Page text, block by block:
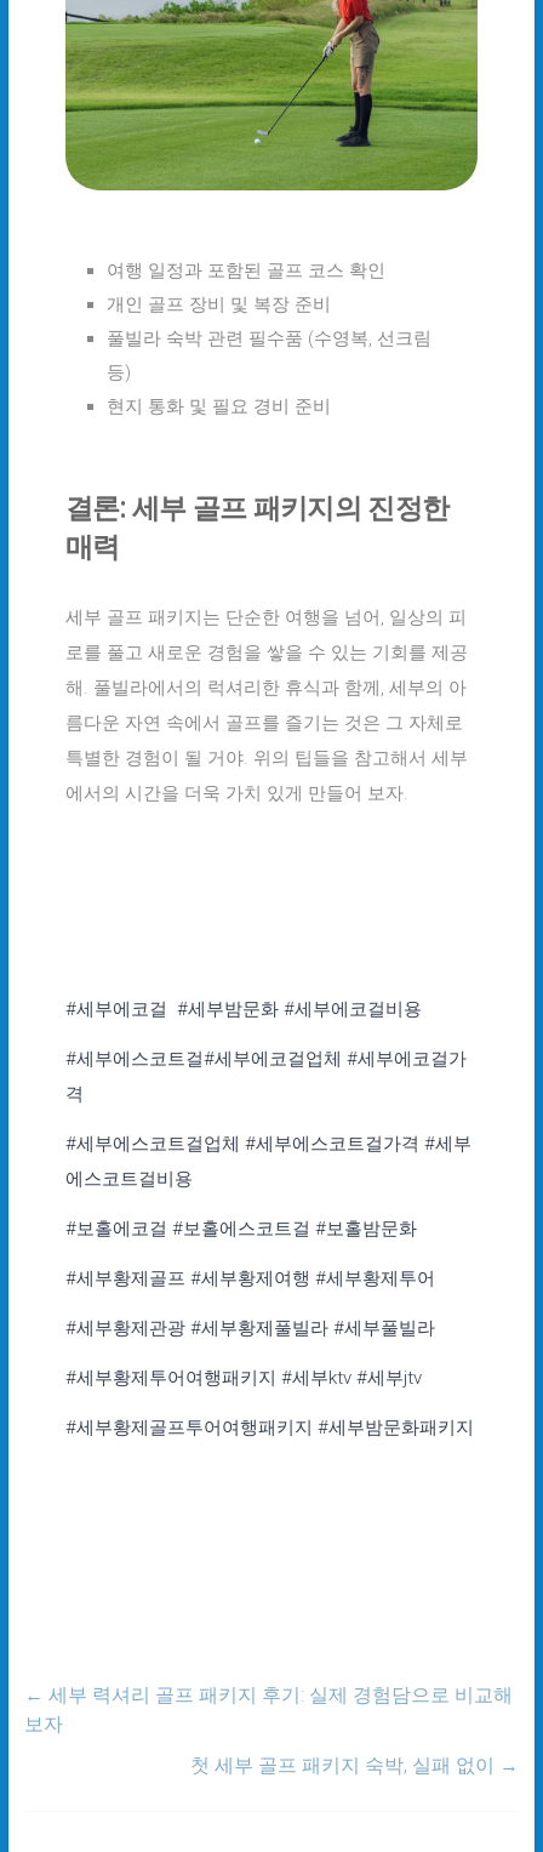
여행 일정과 포함된 골프 코스 확인
개인 골프 장비 및 복장 준비
풀빌라 숙박 관련 필수품 (수영복, 선크림
등)
현지 통화 및 필요 경비 준비
결론: 세부 골프 패키지의 진정한
매력
세부 골프 패키지는 단순한 여행을 넘어, 일상의 피
로를 풀고 새로운 경험을 쌓을 수 있는 기회를 제공
해. 풀빌라에서의 럭셔리한 휴식과 함께, 세부의 아
름다운 자연 속에서 골프를 즐기는 것은 그 자체로
특별한 경험이 될 거야. 위의 팁들을 참고해서 세부
에서의 시간을 더욱 가치 있게 만들어 보자.
#세부에코걸 #세부밤문화 #세부에코걸비용
#세부에스코트걸#세부에코걸업체 #세부에코걸가
격
#세부에스코트걸업체 #세부에스코트걸가격 #세부
에스코트걸비용
#보홀에코걸 #보홀에스코트걸 #보홀밤문화
#세부황제골프 #세부황제여행 #세부황제투어
#세부황제관광 #세부황제풀빌라 #세부풀빌라
#세부황제투어여행패키지 #세부ktv #세부jtv
#세부황제골프투어여행패키지 #세부밤문화패키지
← 세부 력셔리 골프 패키지 후기: 실제 경험담으로 비교해
보자
첫 세부 골프 패키지 숙박, 실패 없이 →